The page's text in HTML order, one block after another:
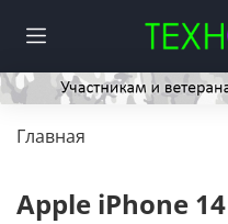
Главная
Apple iPhone